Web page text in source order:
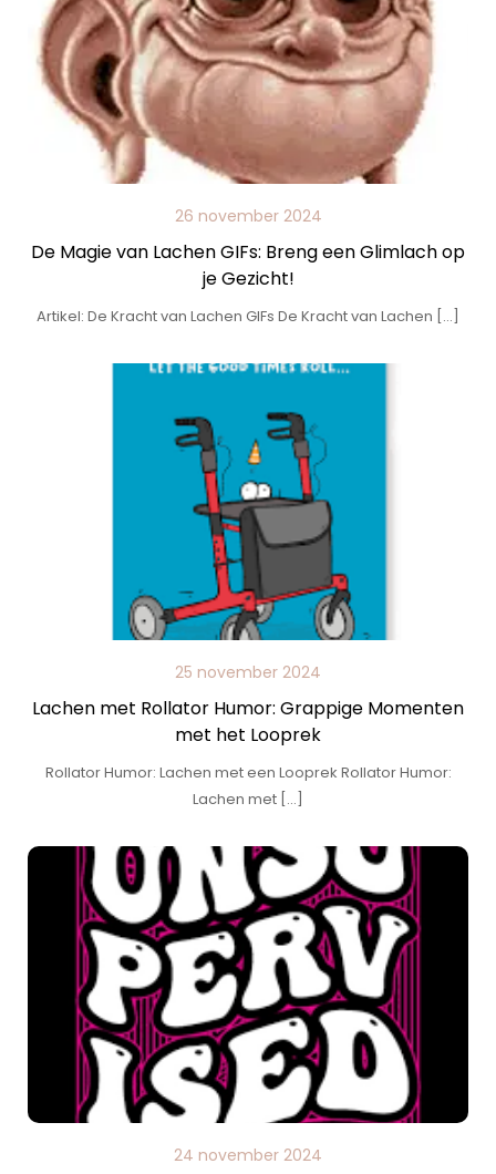
26 november 2024
De Magie van Lachen GIFs: Breng een Glimlach op
je Gezicht!
Artikel: De Kracht van Lachen GIFs De Kracht van Lachen […]
25 november 2024
Lachen met Rollator Humor: Grappige Momenten
met het Looprek
Rollator Humor: Lachen met een Looprek Rollator Humor:
Lachen met […]
24 november 2024